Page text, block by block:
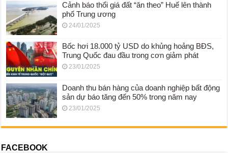
Cảnh báo thổi giá đất “ăn theo” Huế lên thành
phố Trung ương
24/01/2025
Bốc hơi 18.000 tỷ USD do khủng hoảng BĐS,
Trung Quốc đau đầu trong cơn giảm phát
23/01/2025
Doanh thu bán hàng của doanh nghiệp bất động
sản dự báo tăng đến 50% trong năm nay
23/01/2025
FACEBOOK